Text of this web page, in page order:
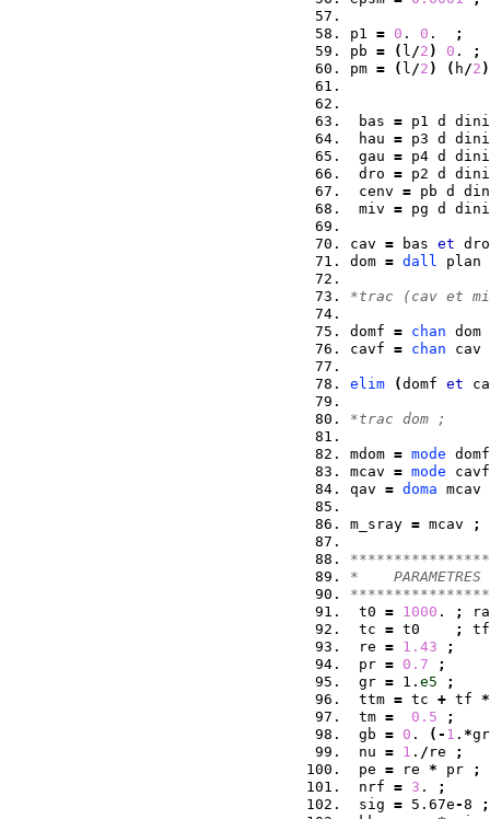
p1 = 0 . 0 . ;
pb = ( l/2 ) 0 . ;
pm = ( l/2 ) ( h/2 )
bas = p1 d
hau = p3 d
gau = p4 d
dro = p2 d
cenv = pb d
miv = pg d
cav = bas et
dom = dall plan
*trac (cav et
domf = chan
cavf = chan
elim (domf et
*trac dom ;
mdom = mode
mcav = mode
qav = doma
m_sray = mcav ;
*
t0 = 1000 . ;
tc = t0 ;
re = 1.43
;
pr = 0.7
;
gr = 1. e5
;
ttm = tc + tf *
tm = 0.5
;
gb = 0 . ( - 1 . *
nu = 1 . / re
;
pe = re * pr
;
nrf = 3 .
;
sig = 5.67e-8
;